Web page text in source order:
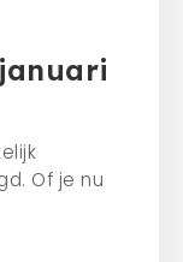
Of je nu